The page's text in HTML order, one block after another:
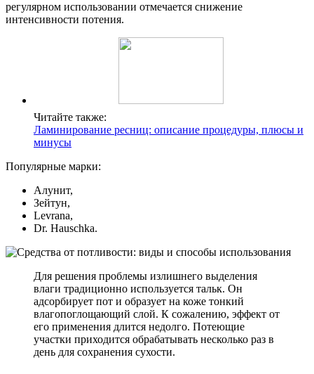
регулярном использовании отмечается снижение
интенсивности потения.
Читайте также:
Ламинирование ресниц: описание процедуры, плюсы и
минусы
Популярные марки:
Алунит,
Зейтун,
Levrana,
Dr. Hauschka.
Для решения проблемы излишнего выделения
влаги традиционно используется тальк. Он
адсорбирует пот и образует на коже тонкий
влагопоглощающий слой. К сожалению, эффект от
его применения длится недолго. Потеющие
участки приходится обрабатывать несколько раз в
день для сохранения сухости.